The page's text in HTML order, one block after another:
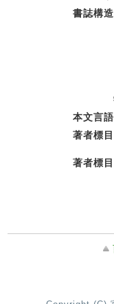
書誌構
本文言
著者標
著者標